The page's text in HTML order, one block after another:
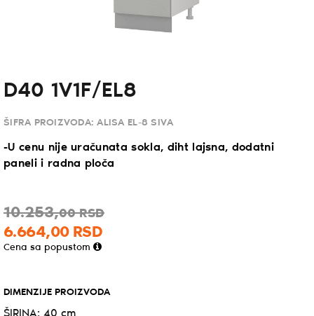
D40 1V1F/EL8
ŠIFRA PROIZVODA:ALISA EL-8 SIVA
-U cenu nije uračunata sokla, diht lajsna, dodatni
paneli i radna ploča
10.253,00 RSD
6.664,00 RSD
Cena sa popustom
DIMENZIJE PROIZVODA
ŠIRINA: 40 cm